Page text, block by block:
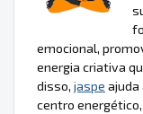
emocional,
energia criativa
disso, jaspe ajuda
centro